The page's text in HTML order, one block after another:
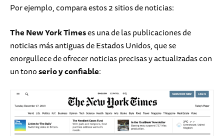
Por ejemplo, compara estos 2 sitios de noticias:
The New York Timeses una de las publicaciones de
noticias más antiguas de Estados Unidos, que se
enorgullece de ofrecer noticias precisas y actualizadas con
un tonoserio y confiable: